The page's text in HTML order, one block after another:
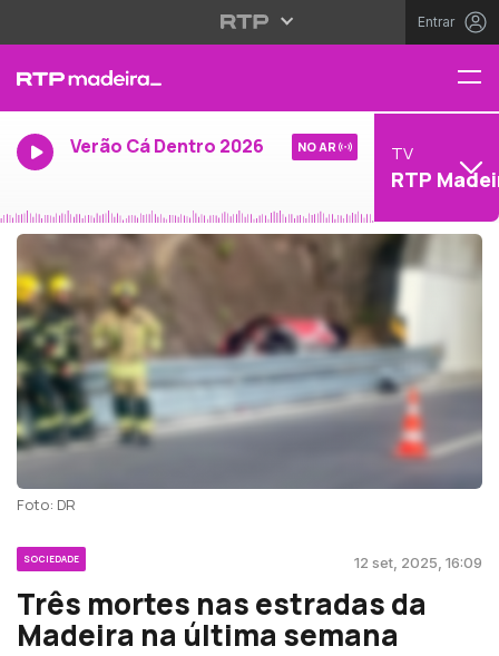
Entrar
Verão Cá Dentro 2026 NO AR TV
RTP
Foto: DR
SOCIEDADE 12 set, 2025, 16:09
Três mortes nas estradas da
Madeira na última semana